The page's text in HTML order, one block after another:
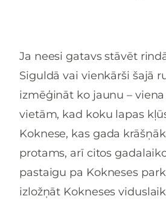
Ja neesi gatavs stāvēt
Siguldā vai vienkārši šajā
izmēģināt ko jaunu –
vietām, kad koku lapas
Koknese, kas gada
protams, arī citos
pastaigu pa Kokneses
izložņāt Kokneses